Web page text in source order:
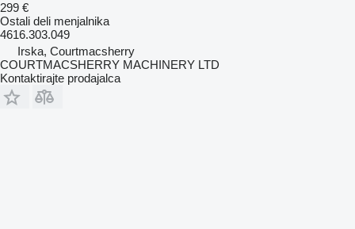
299 €
Ostali deli menjalnika
4616.303.049
Irska, Courtmacsherry
COURTMACSHERRY MACHINERY LTD
Kontaktirajte prodajalca